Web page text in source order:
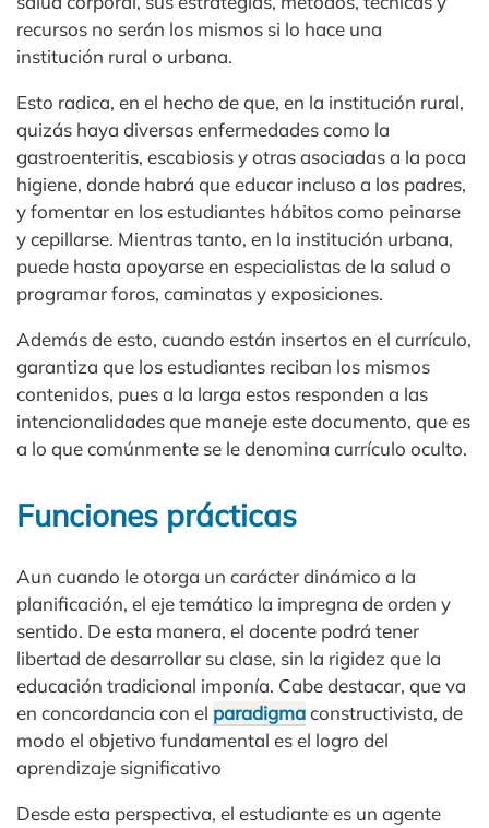
recursos no serán los mismos si lo hace una
institución rural o urbana.
Esto radica, en el hecho de que, en la institución rural,
quizás haya diversas enfermedades como la
gastroenteritis, escabiosis y otras asociadas a la poca
higiene, donde habrá que educar incluso a los padres,
y fomentar en los estudiantes hábitos como peinarse
y cepillarse. Mientras tanto, en la institución urbana,
puede hasta apoyarse en especialistas de la salud o
programar foros, caminatas y exposiciones.
Además de esto, cuando están insertos en el currículo,
garantiza que los estudiantes reciban los mismos
contenidos, pues a la larga estos responden a las
intencionalidades que maneje este documento, que es
a lo que comúnmente se le denomina currículo oculto.
Funciones prácticas
Aun cuando le otorga un carácter dinámico a la
planificación, el eje temático la impregna de orden y
sentido. De esta manera, el docente podrá tener
libertad de desarrollar su clase, sin la rigidez que la
educación tradicional imponía. Cabe destacar, que va
en concordancia con el paradigmaconstructivista, de
modo el objetivo fundamental es el logro del
aprendizaje significativo
Desde esta perspectiva, el estudiante es un agente